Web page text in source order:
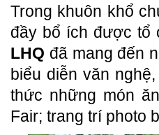
Trong khuôn khổ
đầy bổ ích được tổ
LHQ đã mang đến
biểu diễn văn
thức những món
Fair; trang trí photo